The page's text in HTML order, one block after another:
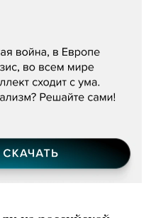
«Наше сердце